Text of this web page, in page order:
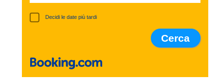
Decidi le date più tardi